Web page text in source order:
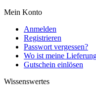
Mein Konto
Anmelden
Registrieren
Passwort vergessen?
Wo ist meine
Gutschein einlösen
Wissenswertes